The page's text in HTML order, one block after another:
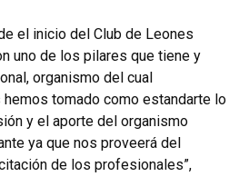
el inicio del Club de Leones
uno de los pilares que tiene y
organismo del cual
tomado como estandarte lo
y el aporte del organismo
ya que nos proveerá del
de los profesionales”,